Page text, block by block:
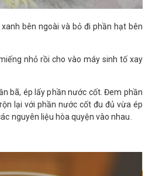
bên ngoài và bỏ đi phần hạt bên
nhỏ rồi cho vào máy sinh tố xay
bã, ép lấy phần nước cốt. Đem phần
lại với phần nước cốt đu đủ vừa ép
nguyên liệu hòa quyện vào nhau.